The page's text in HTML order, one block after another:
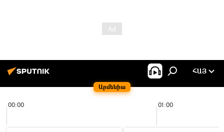
Արմենիա
ՀԱՅ
00:00 01:00